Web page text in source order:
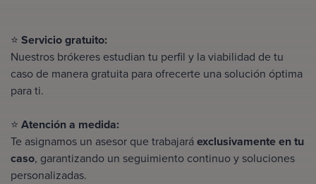
⭐ Servicio gratuito:
Nuestros brókeres estudian tu perfil y la viabilidad de tu
caso de manera gratuita para ofrecerte una solución óptima
para ti.
⭐ Atención a medida:
Te asignamos un asesor que trabajaráexclusivamente en tu
caso, garantizando un seguimiento continuo y soluciones
personalizadas.